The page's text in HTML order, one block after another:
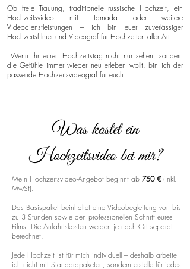
Ob freie Trauung, traditionelle russische Hochzeit, ein
Hochzeitsvideo mit Tamada oder weitere
Videodienstleistungen – ich bin euer zuverlässiger
Hochzeitsfilmer und Videograf für Hochzeiten aller Art.
Wenn ihr euren Hochzeitstag nicht nur sehen, sondern
die Gefühle immer wieder neu erleben wollt, bin ich der
passende Hochzeitsvideograf für euch.
Was kostet ein
Hochzeitsvideo bei mir?
Mein Hochzeitsvideo-Angebot beginnt ab 750 € (inkl.
MwSt).
Das Basispaket beinhaltet eine Videobegleitung von bis
zu 3 Stunden sowie den professionellen Schnitt eures
Films. Die Anfahrtskosten werden je nach Ort separat
berechnet.
Jede Hochzeit ist für mich individuell – deshalb arbeite
ich nicht mit Standardpaketen, sondern erstelle für jedes